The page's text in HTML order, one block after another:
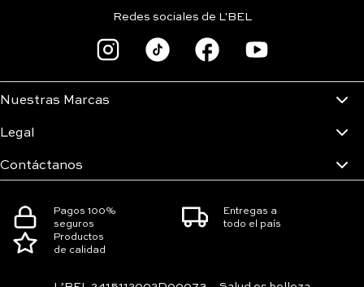
Nuestras Marcas
Legal
Contáctanos
Redes sociales de L'BEL
Pagos 100%
seguros
Entregas a
todo el país
Productos
de calidad